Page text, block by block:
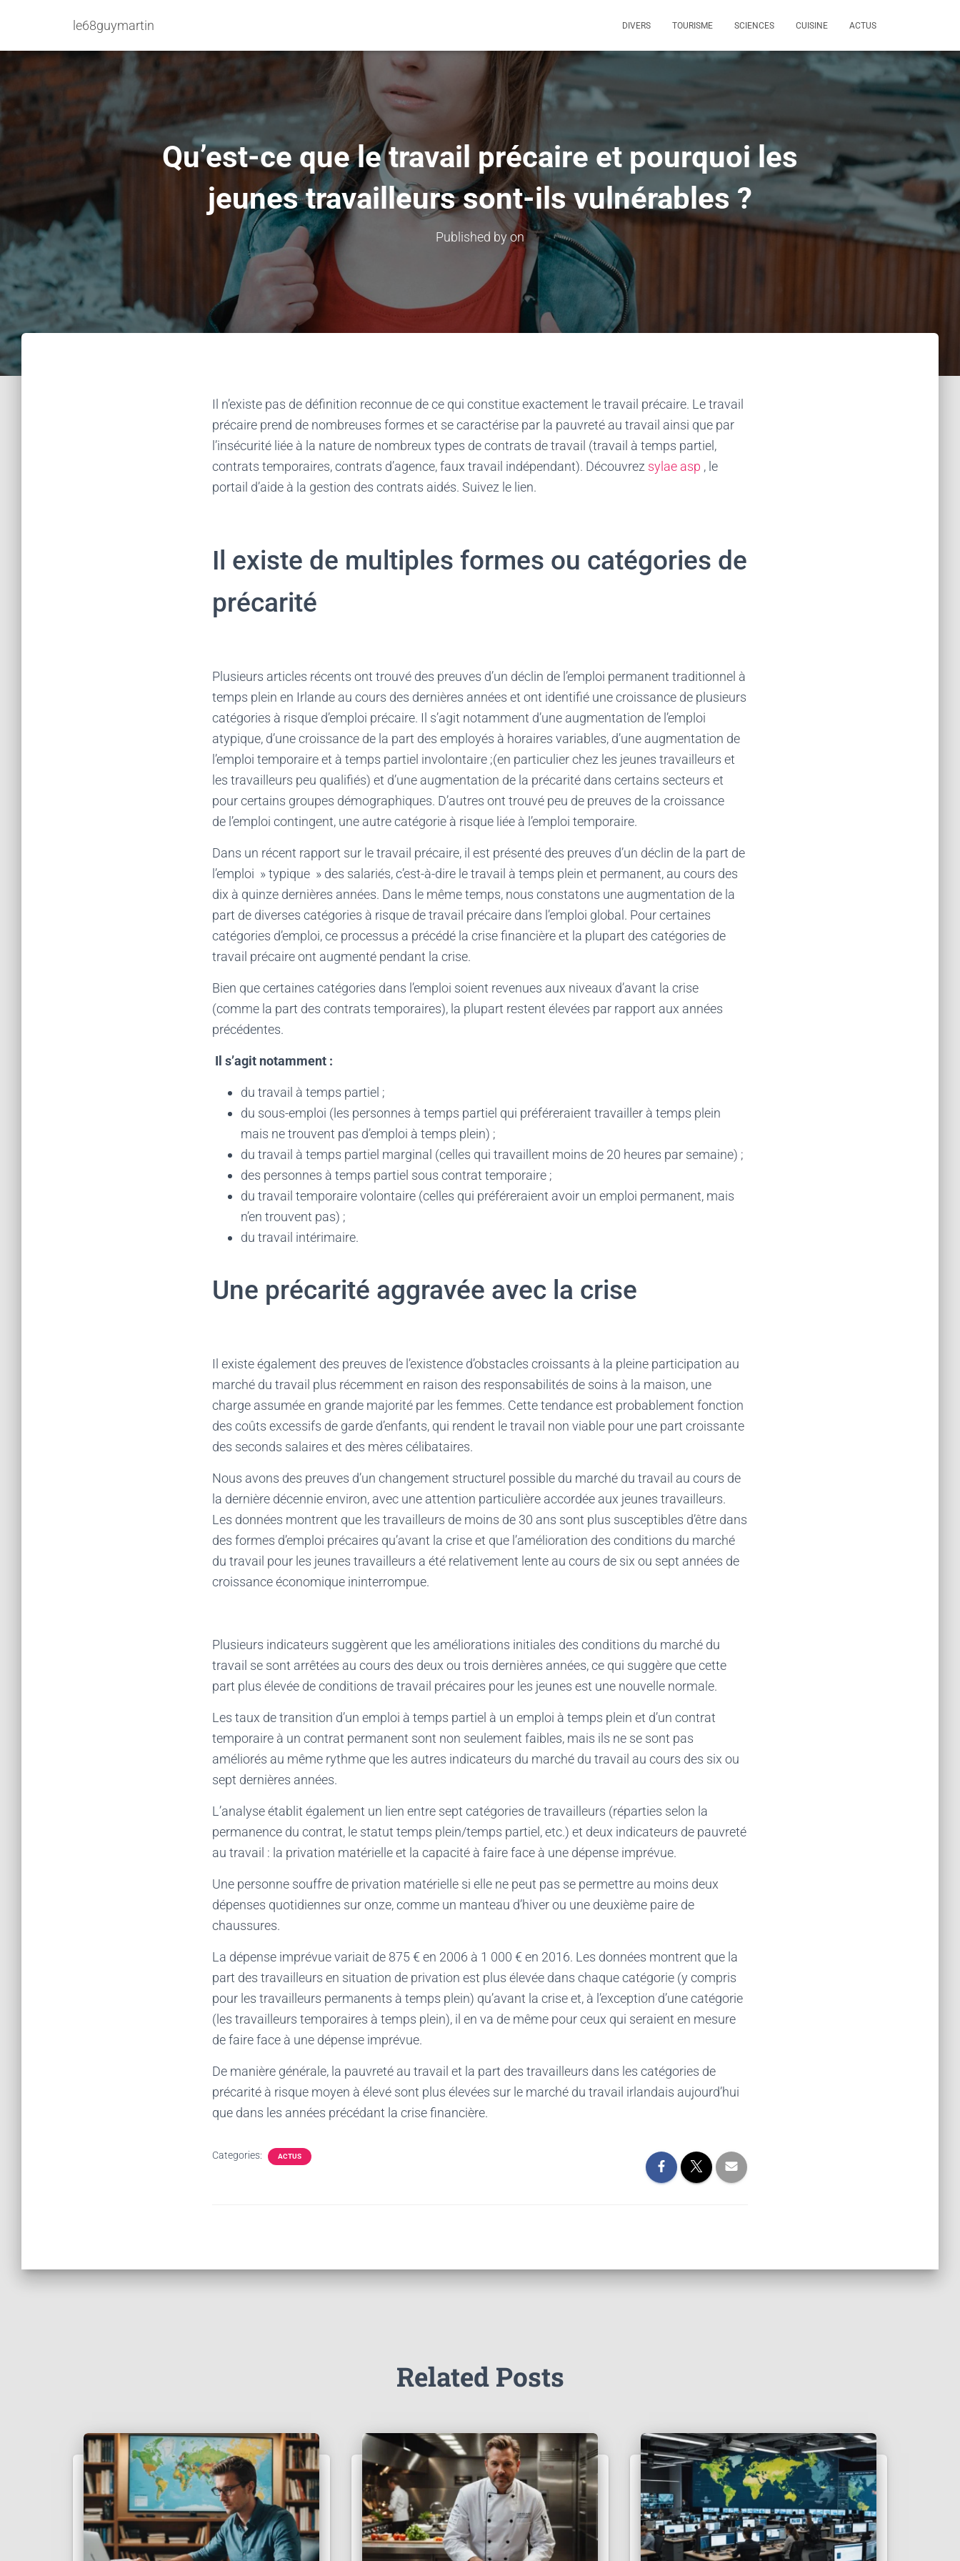
le68guymartin DIVERS TOURISME SCIENCES CUISINE ACTUS
Qu’est-ce que le travail précaire et pourquoi les
jeunes travailleurs sont-ils vulnérables ?
Published byon
Il n’existe pas de définition reconnue de ce qui constitue exactement le travail précaire. Le travail
précaire prend de nombreuses formes et se caractérise par la pauvreté au travail ainsi que par
l’insécurité liée à la nature de nombreux types de contrats de travail (travail à temps partiel,
contrats temporaires, contrats d’agence, faux travail indépendant). Découvrez sylae asp , le
portail d’aide à la gestion des contrats aidés. Suivez le lien.
Il existe de multiples formes ou catégories de
précarité
Plusieurs articles récents ont trouvé des preuves d’un déclin de l’emploi permanent traditionnel à
temps plein en Irlande au cours des dernières années et ont identifié une croissance de plusieurs
catégories à risque d’emploi précaire. Il s’agit notamment d’une augmentation de l’emploi
atypique, d’une croissance de la part des employés à horaires variables, d’une augmentation de
l’emploi temporaire et à temps partiel involontaire ;(en particulier chez les jeunes travailleurs et
les travailleurs peu qualifiés) et d’une augmentation de la précarité dans certains secteurs et
pour certains groupes démographiques. D’autres ont trouvé peu de preuves de la croissance
de l’emploi contingent, une autre catégorie à risque liée à l’emploi temporaire.
Dans un récent rapport sur le travail précaire, il est présenté des preuves d’un déclin de la part de
l’emploi » typique » des salariés, c’est-à-dire le travail à temps plein et permanent, au cours des
dix à quinze dernières années. Dans le même temps, nous constatons une augmentation de la
part de diverses catégories à risque de travail précaire dans l’emploi global. Pour certaines
catégories d’emploi, ce processus a précédé la crise financière et la plupart des catégories de
travail précaire ont augmenté pendant la crise.
Bien que certaines catégories dans l’emploi soient revenues aux niveaux d’avant la crise
(comme la part des contrats temporaires), la plupart restent élevées par rapport aux années
précédentes.
Il s’agit notamment :
du travail à temps partiel ;
du sous-emploi (les personnes à temps partiel qui préféreraient travailler à temps plein
mais ne trouvent pas d’emploi à temps plein) ;
du travail à temps partiel marginal (celles qui travaillent moins de 20 heures par semaine) ;
des personnes à temps partiel sous contrat temporaire ;
du travail temporaire volontaire (celles qui préféreraient avoir un emploi permanent, mais
n’en trouvent pas) ;
du travail intérimaire.
Une précarité aggravée avec la crise
Il existe également des preuves de l’existence d’obstacles croissants à la pleine participation au
marché du travail plus récemment en raison des responsabilités de soins à la maison, une
charge assumée en grande majorité par les femmes. Cette tendance est probablement fonction
des coûts excessifs de garde d’enfants, qui rendent le travail non viable pour une part croissante
des seconds salaires et des mères célibataires.
Nous avons des preuves d’un changement structurel possible du marché du travail au cours de
la dernière décennie environ, avec une attention particulière accordée aux jeunes travailleurs.
Les données montrent que les travailleurs de moins de 30 ans sont plus susceptibles d’être dans
des formes d’emploi précaires qu’avant la crise et que l’amélioration des conditions du marché
du travail pour les jeunes travailleurs a été relativement lente au cours de six ou sept années de
croissance économique ininterrompue.
Plusieurs indicateurs suggèrent que les améliorations initiales des conditions du marché du
travail se sont arrêtées au cours des deux ou trois dernières années, ce qui suggère que cette
part plus élevée de conditions de travail précaires pour les jeunes est une nouvelle normale.
Les taux de transition d’un emploi à temps partiel à un emploi à temps plein et d’un contrat
temporaire à un contrat permanent sont non seulement faibles, mais ils ne se sont pas
améliorés au même rythme que les autres indicateurs du marché du travail au cours des six ou
sept dernières années.
L’analyse établit également un lien entre sept catégories de travailleurs (réparties selon la
permanence du contrat, le statut temps plein/temps partiel, etc.) et deux indicateurs de pauvreté
au travail : la privation matérielle et la capacité à faire face à une dépense imprévue.
Une personne souffre de privation matérielle si elle ne peut pas se permettre au moins deux
dépenses quotidiennes sur onze, comme un manteau d’hiver ou une deuxième paire de
chaussures.
La dépense imprévue variait de 875 € en 2006 à 1 000 € en 2016. Les données montrent que la
part des travailleurs en situation de privation est plus élevée dans chaque catégorie (y compris
pour les travailleurs permanents à temps plein) qu’avant la crise et, à l’exception d’une catégorie
(les travailleurs temporaires à temps plein), il en va de même pour ceux qui seraient en mesure
de faire face à une dépense imprévue.
De manière générale, la pauvreté au travail et la part des travailleurs dans les catégories de
précarité à risque moyen à élevé sont plus élevées sur le marché du travail irlandais aujourd’hui
que dans les années précédant la crise financière.
Categories: ACTUS
Related Posts